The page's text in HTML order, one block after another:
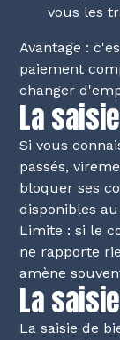
vous les
Avantage :
paiement
changer
La
Si vous
passés,
bloquer ses
disponibles
Limite : si le
ne rapporte
amène
La
La saisie de